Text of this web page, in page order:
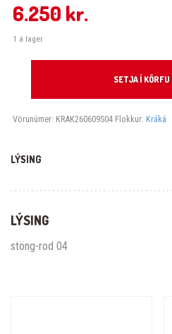
6.250 kr.
1 á lager
SETJA Í KÖRFU
Vörunúmer: KRAK260609S04 Flokkur: Kráká
LÝSING
LÝSING
stöng-rod 04